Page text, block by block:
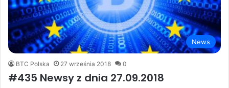
News
BTC Polska 27 września 2018 0
#435 Newsy z dnia 27.09.2018